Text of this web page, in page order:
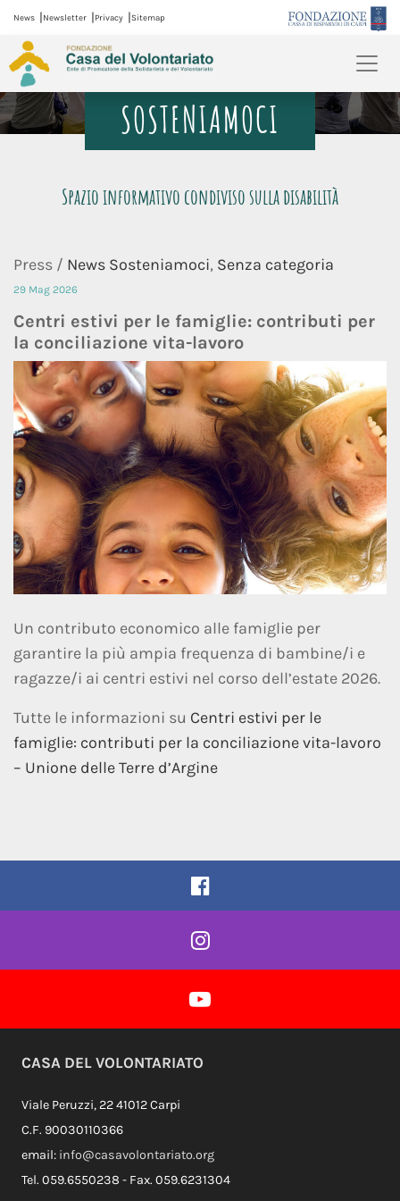
News |Newsletter |Privacy |Sitemap
SOSTENIAMOCI
Spazio informativo condiviso sulla disabilità
Press / News Sosteniamoci, Senza categoria
29 Mag 2026
Centri estivi per le famiglie: contributi per
la conciliazione vita-lavoro
Un contributo economico alle famiglie per
garantire la più ampia frequenza di bambine/i e
ragazze/i ai centri estivi nel corso dell’estate 2026.
Tutte le informazioni su Centri estivi per le
famiglie: contributi per la conciliazione vita-lavoro
– Unione delle Terre d’Argine
Pagina Facebook
Profilo Instagram
Profilo Youtube
CASA DEL VOLONTARIATO
Viale Peruzzi, 22 41012 Carpi
C.F. 90030110366
email: info@casavolontariato.org
Tel. 059.6550238 - Fax. 059.6231304